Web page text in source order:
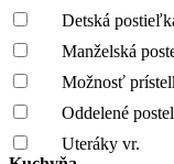
Detská
Manželská
Možnosť
Oddelené
Uteráky vr.